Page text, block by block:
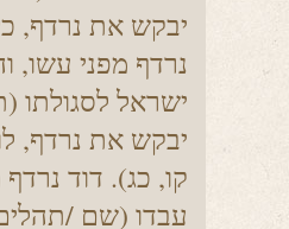
יבקש את נרדף,
נרדף מפני עשו,
ישראל לסגולתו
יבקש את נרדף,
קו, כג). דוד
עבדו (שם /